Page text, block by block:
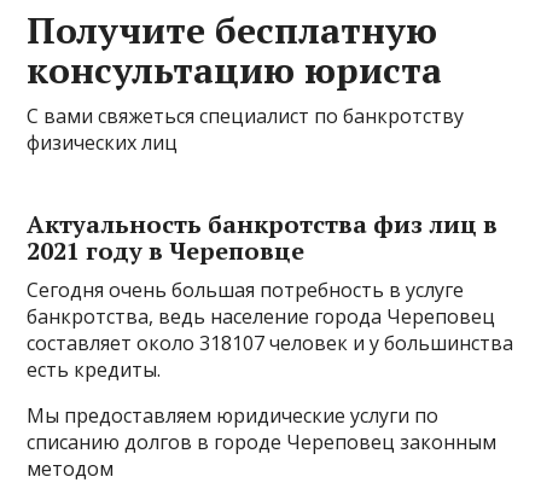
Получите бесплатную
консультацию юриста
С вами свяжеться специалист по банкротству
физических лиц
Актуальность банкротства физ лиц в
2021 году в Череповце
Сегодня очень большая потребность в услуге
банкротства, ведь население города Череповец
составляет около 318107 человек и у большинства
есть кредиты.
Мы предоставляем юридические услуги по
списанию долгов в городе Череповец законным
методом